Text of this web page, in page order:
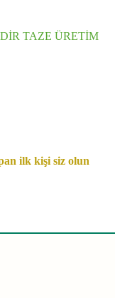
TAZE ÜRETİM
ilk kişi siz olun